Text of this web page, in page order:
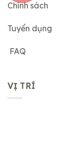
Chính sách
Tuyển dụng
FAQ
VỊ TRÍ